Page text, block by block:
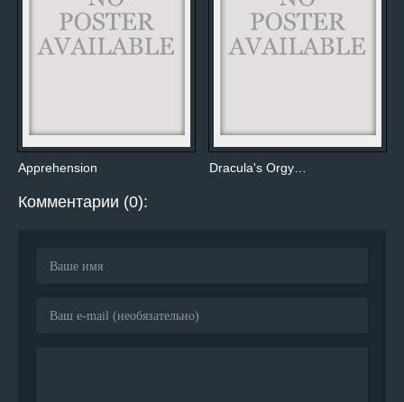
Apprehension Dracula's Orgy…
Комментарии (0):